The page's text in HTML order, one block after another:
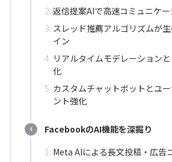
返信提案AIで高速コミュニケ
スレッド推薦アルゴリズムが
イン
リアルタイムモデレーション
化
カスタムチャットボットとユ
ント強化
FacebookのAI機能を深掘り
Meta AIによる長文投稿・広告